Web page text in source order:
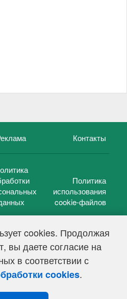
cookies. Продолжая
вы даете согласие на
в соответствии с
cookies.
Контакты
Политика
использования
cookie-файлов
— 2026 г.
СМИ Эл № ФС 77-39848, выдано
в сфере связи,
и массовых коммуникаций